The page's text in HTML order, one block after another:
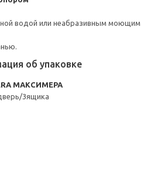
водой или неабразивным моющим
об упаковке
МАКСИМЕРА
3ящика